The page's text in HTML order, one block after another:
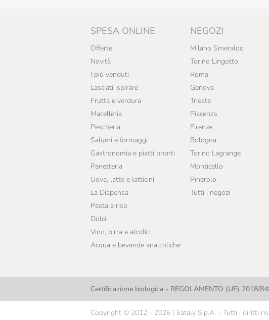
SPESA ONLINE
Offerte
Novità
I più venduti
Lasciati ispirare
Frutta e verdura
Macelleria
Pescheria
Salumi e formaggi
Gastronomia e piatti pronti
Panetteria
Uova, latte e latticini
La Dispensa
Pasta e riso
Dolci
Vino, birra e alcolici
Acqua e bevande analcoliche
NEGOZI
Milano Smeraldo
Torino Lingotto
Roma
Genova
Trieste
Piacenza
Firenze
Bologna
Torino Lagrange
Monticello
Pinerolo
Tutti i negozi
Certificazione biologica - REGOLAMENTO (UE)
Copyright © 2012 - 2026 | Eataly S.p.A. - Tutti i diritti